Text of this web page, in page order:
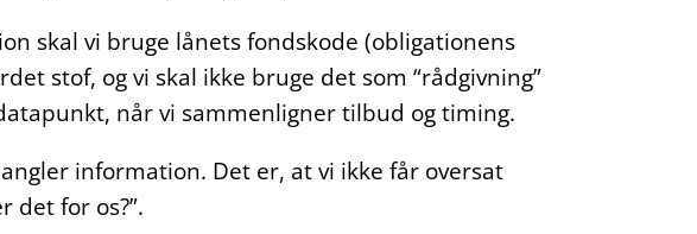
skal vi bruge lånets fondskode (obligationens
stof, og vi skal ikke bruge det som “rådgivning”
når vi sammenligner tilbud og timing.
information. Det er, at vi ikke får oversat
det for os?”.